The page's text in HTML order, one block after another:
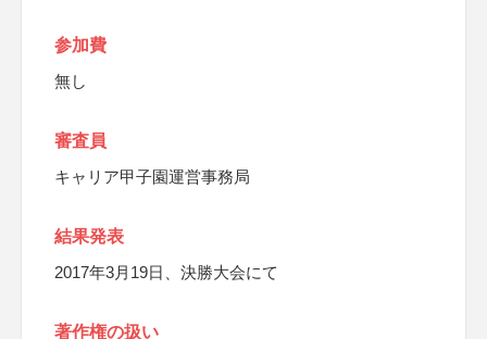
参加費
無し
審査員
キャリア甲子園運営事務局
結果発表
2017年3月19日、決勝大会にて
著作権の扱い